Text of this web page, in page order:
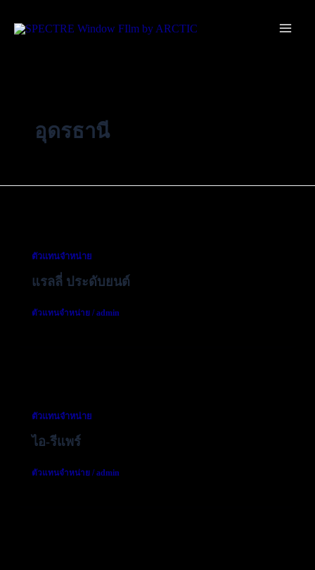
to
อุดรธานี
ตัวแทนจำหน่าย
แรลลี่ ประดับยนต์
ตัวแทนจำหน่าย/admin
ตัวแทนจำหน่าย
ไอ-รีแพร์
ตัวแทนจำหน่าย/admin